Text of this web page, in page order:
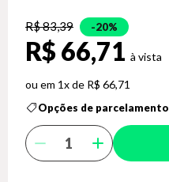
R$ 83,39 20%
R$ 66,71
1x de R$ 66,71
Opções de parcelamento